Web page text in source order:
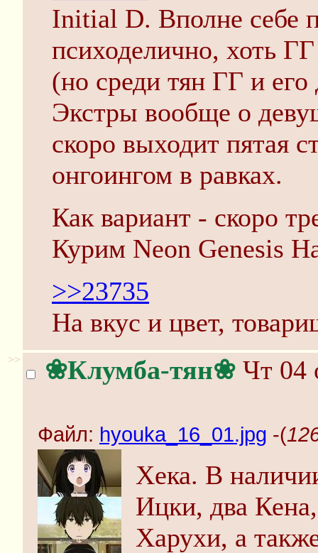
Initial D. Вполне себе
психоделично, хоть
(но среди тян ГГ и его
Экстры вообще о
скоро выходит пятая
онгоингом в равках.
Как вариант - скоро
Курим Neon Genesis
>>23735
На вкус и цвет,
>> ❀Клумба-тян❀ Чт 04
Файл: hyouka_16_01.jpg -(
Хека. В
Ицки, два
Харухи, а